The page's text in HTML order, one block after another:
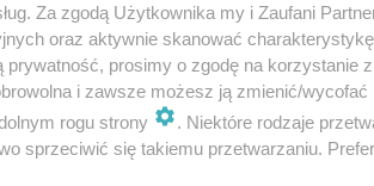
Za zgodą Użytkownika my i Zaufani
oraz aktywnie skanować
prywatność, prosimy o zgodę na korzystanie
i zawsze możesz ją zmienić/
rogu strony
. Niektóre rodzaje
sprzeciwić się takiemu przetwarzaniu.